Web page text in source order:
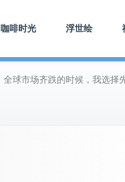
咖啡时光 浮世绘
全球市场齐跌的时候，我选择